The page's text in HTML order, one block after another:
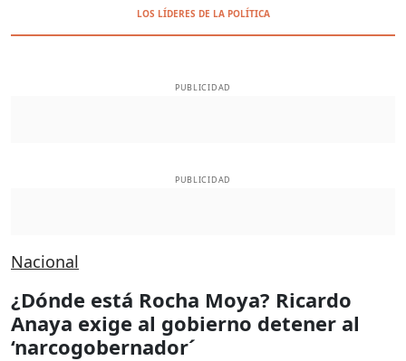
LOS LÍDERES DE LA POLÍTICA
PUBLICIDAD
PUBLICIDAD
Nacional
¿Dónde está Rocha Moya? Ricardo
Anaya exige al gobierno detener al
‘narcogobernador´